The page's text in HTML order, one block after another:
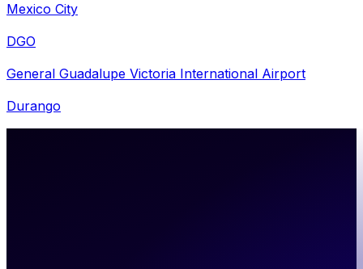
Mexico City
DGO
General Guadalupe Victoria International Airport
Durango